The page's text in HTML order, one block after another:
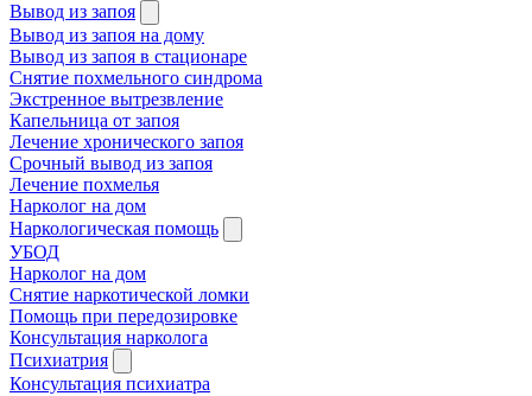
Вывод из запоя
Вывод из запоя на дому
Вывод из запоя в стационаре
Снятие похмельного синдрома
Экстренное вытрезвление
Капельница от запоя
Лечение хронического запоя
Срочный вывод из запоя
Лечение похмелья
Нарколог на дом
Наркологическая помощь
УБОД
Нарколог на дом
Снятие наркотической ломки
Помощь при передозировке
Консультация нарколога
Психиатрия
Консультация психиатра